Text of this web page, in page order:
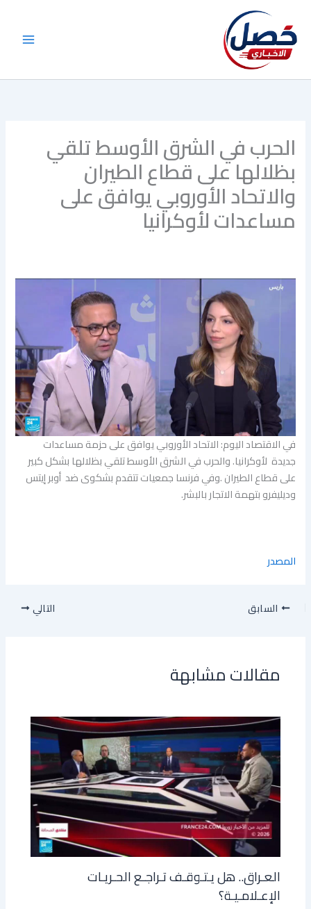
المحتوى
الحرب في الشرق الأوسط تلقي
بظلالها على قطاع الطيران
والاتحاد الأوروبي يوافق على
مساعدات لأوكرانيا
في الاقتصاد اليوم: الاتحاد الأوروبي يوافق على حزمة مساعدات
جديدة لأوكرانيا. والحرب في الشرق الأوسط تلقي بظلالها بشكل كبير
على قطاع الطيران .وفي فرنسا جمعيات تتقدم بشكوى ضد أوبر إيتس
وديليفرو بتهمة الاتجار بالبشر.
المصدر
السابق التالي
مقالات مشابهة
العـراق.. هل يـتـوقـف تـراجـع الحـريـات
الإعـلامـيـة؟